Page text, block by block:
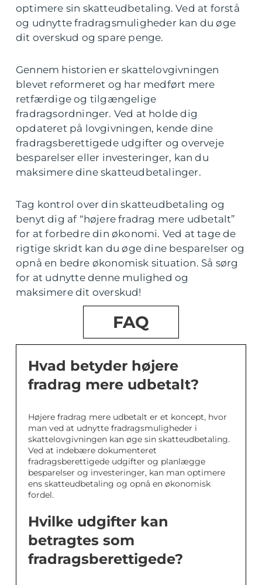
optimere sin skatteudbetaling. Ved at forstå
og udnytte fradragsmuligheder kan du øge
dit overskud og spare penge.
Gennem historien er skattelovgivningen
blevet reformeret og har medført mere
retfærdige og tilgængelige
fradragsordninger. Ved at holde dig
opdateret på lovgivningen, kende dine
fradragsberettigede udgifter og overveje
besparelser eller investeringer, kan du
maksimere dine skatteudbetalinger.
Tag kontrol over din skatteudbetaling og
benyt dig af “højere fradrag mere udbetalt”
for at forbedre din økonomi. Ved at tage de
rigtige skridt kan du øge dine besparelser og
opnå en bedre økonomisk situation. Så sørg
for at udnytte denne mulighed og
maksimere dit overskud!
FAQ
Hvad betyder højere
fradrag mere udbetalt?
Højere fradrag mere udbetalt er et koncept, hvor
man ved at udnytte fradragsmuligheder i
skattelovgivningen kan øge sin skatteudbetaling.
Ved at indebære dokumenteret
fradragsberettigede udgifter og planlægge
besparelser og investeringer, kan man optimere
ens skatteudbetaling og opnå en økonomisk
fordel.
Hvilke udgifter kan
betragtes som
fradragsberettigede?